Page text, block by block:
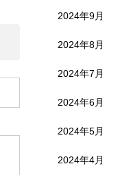
2024年9月
2024年8月
2024年7月
2024年6月
2024年5月
2024年4月